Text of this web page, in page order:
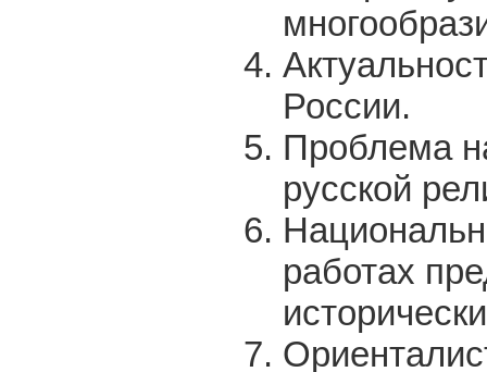
России.
Проблема
русской
работах